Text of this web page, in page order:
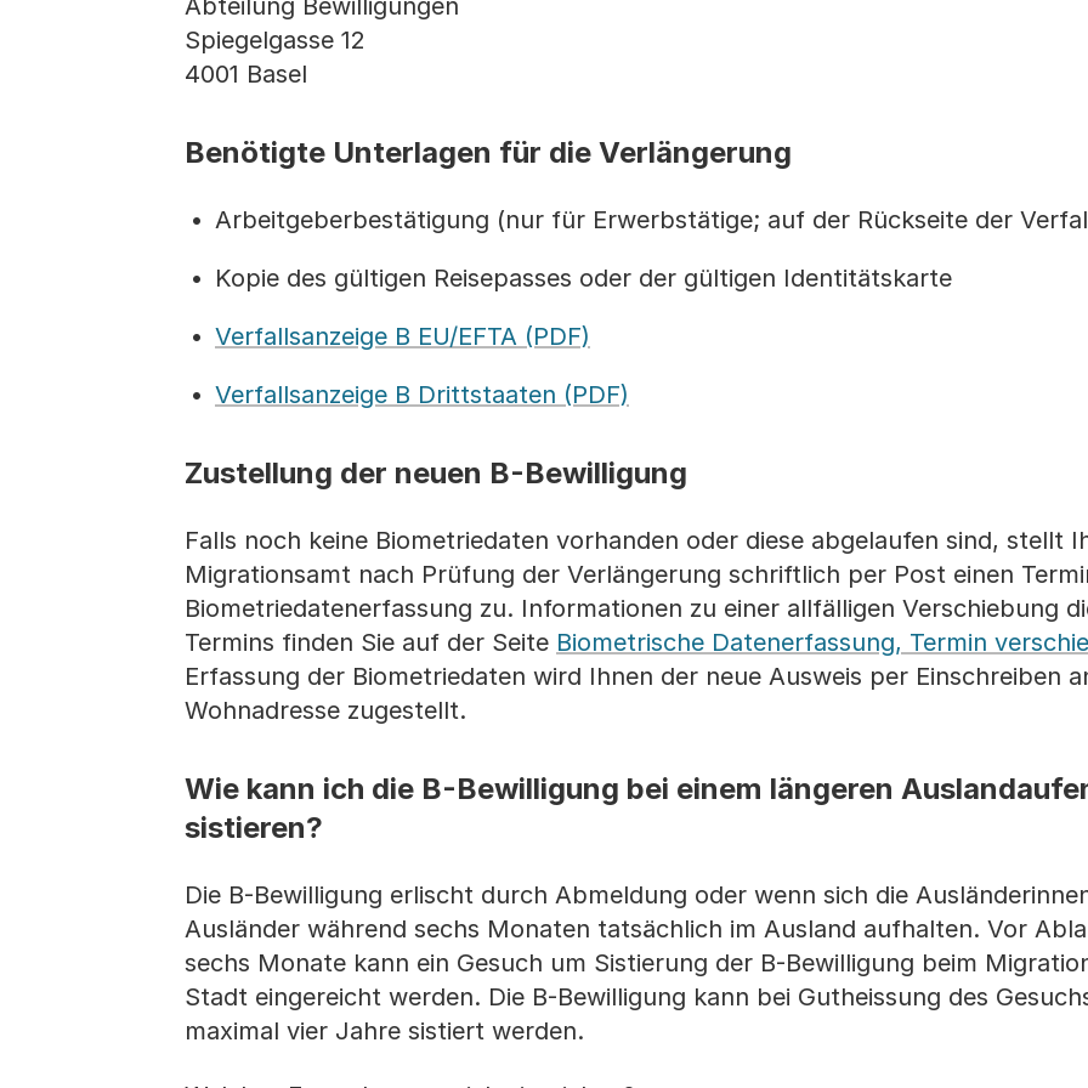
Abteilung Bewilligungen
Spiegelgasse 12
4001 Basel
Benötigte Unterlagen für die Verlängerung
Arbeitgeberbestätigung (nur für Erwerbstätige; auf der Rückseite der
Kopie des gültigen Reisepasses oder der gültigen Identitätskarte
Verfallsanzeige B EU/EFTA (PDF)
Verfallsanzeige B Drittstaaten (PDF)
Zustellung der neuen B-Bewilligung
Falls noch keine Biometriedaten vorhanden oder diese abgelaufen sind, stellt
Migrationsamt nach Prüfung der Verlängerung schriftlich per Post einen
Biometriedatenerfassung zu. Informationen zu einer allfälligen Verschiebung
Termins finden Sie auf der Seite Biometrische Datenerfassung, Termin
Erfassung der Biometriedaten wird Ihnen der neue Ausweis per Einschreiben
Wohnadresse zugestellt.
Wie kann ich die B-Bewilligung bei einem längeren
sistieren?
Die B-Bewilligung erlischt durch Abmeldung oder wenn sich die
Ausländer während sechs Monaten tatsächlich im Ausland aufhalten. Vor
sechs Monate kann ein Gesuch um Sistierung der B-Bewilligung beim
Stadt eingereicht werden. Die B-Bewilligung kann bei Gutheissung des
maximal vier Jahre sistiert werden.